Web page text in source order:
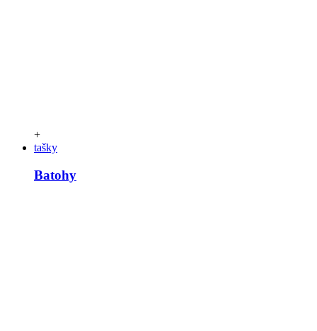
+
tašky
Batohy